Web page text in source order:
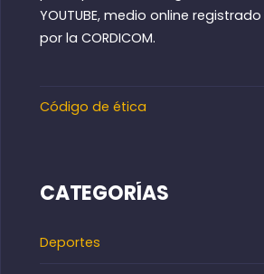
YOUTUBE, medio online
por la CORDICOM.
Código de ética
CATEGORÍAS
Deportes